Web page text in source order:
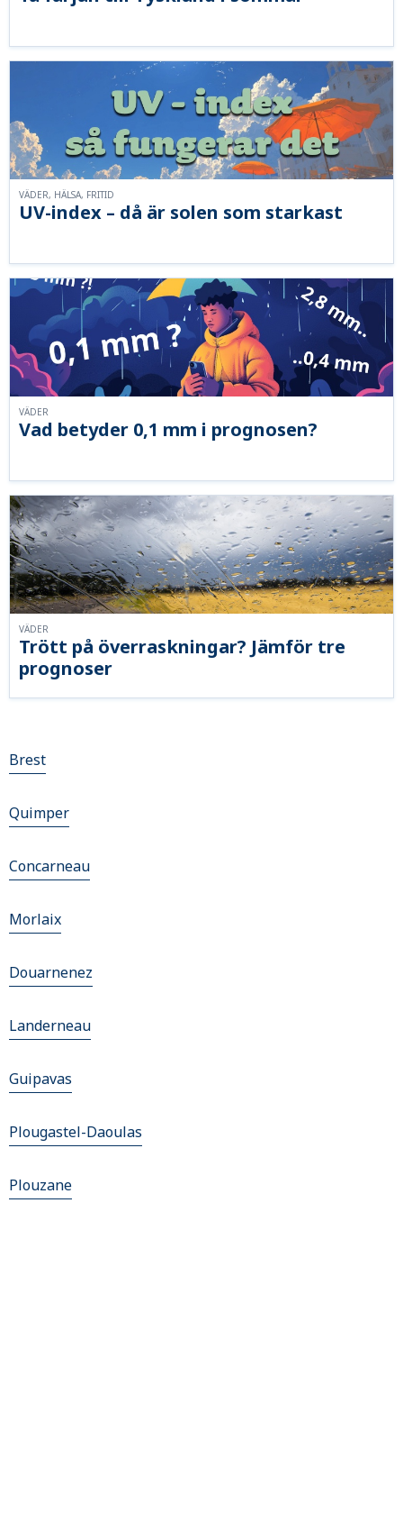
UV-index – då är solen som starkast
VÄDER, HÄLSA, FRITID
Vad betyder 0,1 mm i prognosen?
VÄDER
Trött på överraskningar? Jämför tre
prognoser
VÄDER
Brest
Quimper
Concarneau
Morlaix
Douarnenez
Landerneau
Guipavas
Plougastel-Daoulas
Plouzane